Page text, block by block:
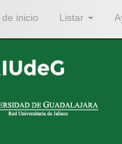
inicio Listar